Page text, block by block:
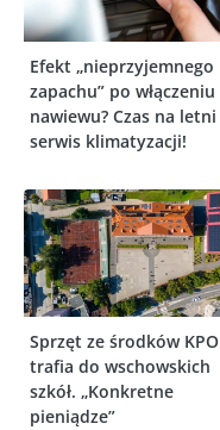
Efekt „nieprzyjemnego
zapachu” po włączeniu
nawiewu? Czas na letni
serwis klimatyzacji!
Sprzęt ze środków KPO
trafia do wschowskich
szkół. „Konkretne
pieniądze”